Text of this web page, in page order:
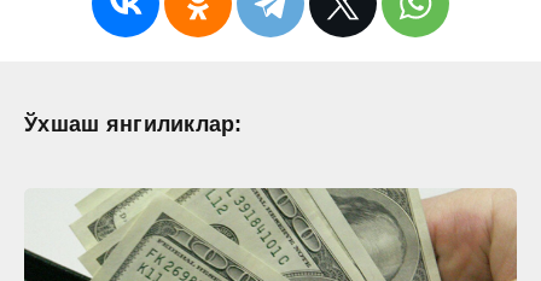
Ўхшаш янгиликлар: